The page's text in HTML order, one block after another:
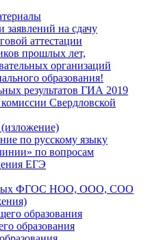
заявлений на сдачу
аттестации
прошлых лет,
организаций
образования!
результатов ГИА 2019
Свердловской
по русскому языку
по вопросам
ЕГЭ
ФГОС НОО, ООО, СОО
образования
образования